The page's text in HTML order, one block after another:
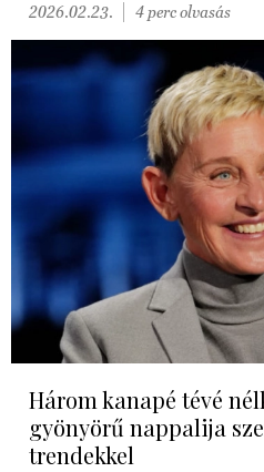
2026.02.23. 4 perc olvasás
Három kanapé tévé
gyönyörű nappalija
trendekkel